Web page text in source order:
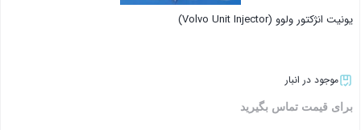
یونیت انژکتور ولوو (Volvo Unit Injector)
موجود در انبار
برای قیمت تماس بگیرید